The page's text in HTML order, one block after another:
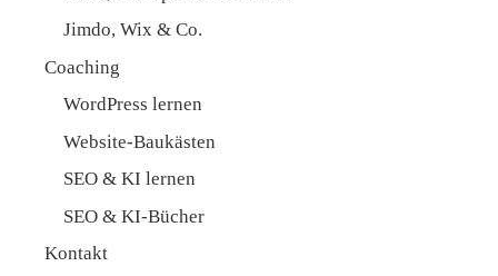
Jimdo, Wix & Co.
Coaching
WordPress lernen
Website-Baukästen
SEO & KI lernen
SEO & KI-Bücher
Kontakt